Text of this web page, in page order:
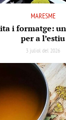
MARESME
i formatge:
per a l’estiu
3 juliol del 2026